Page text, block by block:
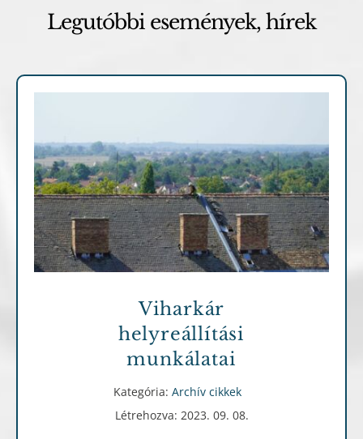
Legutóbbi események, hírek
Archív cikkek
Viharkár
helyreállítási
munkálatai
Kategória: Archív cikkek
Létrehozva: 2023. 09. 08.